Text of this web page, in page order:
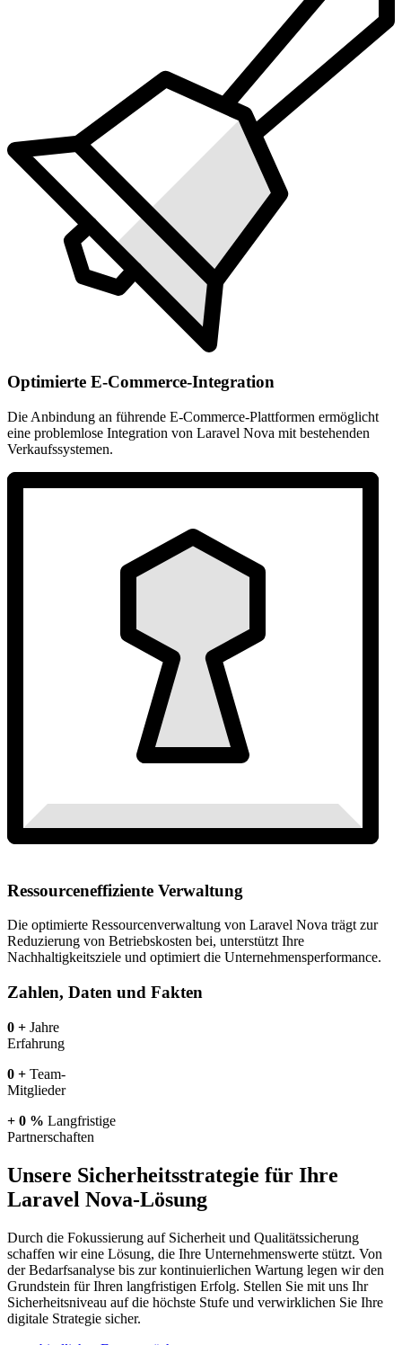
Optimierte E-Commerce-Integration
Die Anbindung an führende E-Commerce-Plattformen ermöglicht
eine problemlose Integration von Laravel Nova mit bestehenden
Verkaufssystemen.
Ressourceneffiziente Verwaltung
Die optimierte Ressourcenverwaltung von Laravel Nova trägt zur
Reduzierung von Betriebskosten bei, unterstützt Ihre
Nachhaltigkeitsziele und optimiert die Unternehmensperformance.
Zahlen, Daten und Fakten
0 + Jahre
Erfahrung
0 + Team-
Mitglieder
+ 0 % Langfristige
Partnerschaften
Unsere Sicherheitsstrategie für Ihre
Laravel Nova-Lösung
Durch die Fokussierung auf Sicherheit und Qualitätssicherung
schaffen wir eine Lösung, die Ihre Unternehmenswerte stützt. Von
der Bedarfsanalyse bis zur kontinuierlichen Wartung legen wir den
Grundstein für Ihren langfristigen Erfolg. Stellen Sie mit uns Ihr
Sicherheitsniveau auf die höchste Stufe und verwirklichen Sie Ihre
digitale Strategie sicher.